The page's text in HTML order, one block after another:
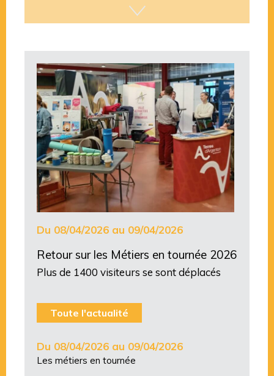
Du 08/04/2026 au 09/04/2026
Retour sur les Métiers en tournée 2026
Plus de 1400 visiteurs se sont déplacés
Toute l'actualité
Du 08/04/2026 au 09/04/2026
Les métiers en tournée